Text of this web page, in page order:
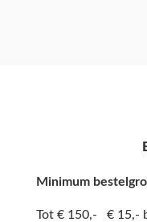
Minimum
Tot € 150,- € 15,-